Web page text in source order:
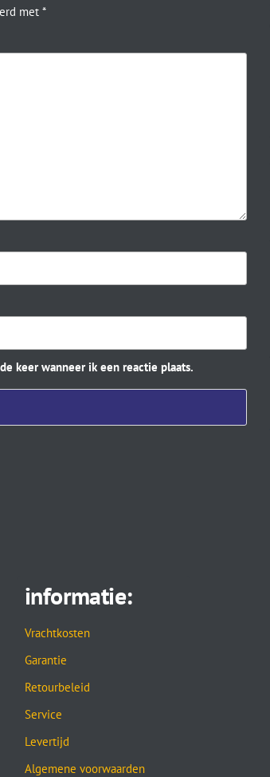
met *
keer wanneer ik een reactie plaats.
informatie:
Vrachtkosten
Garantie
Retourbeleid
Service
Levertijd
Algemene voorwaarden